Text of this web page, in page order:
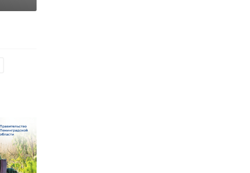
из
...
16:31